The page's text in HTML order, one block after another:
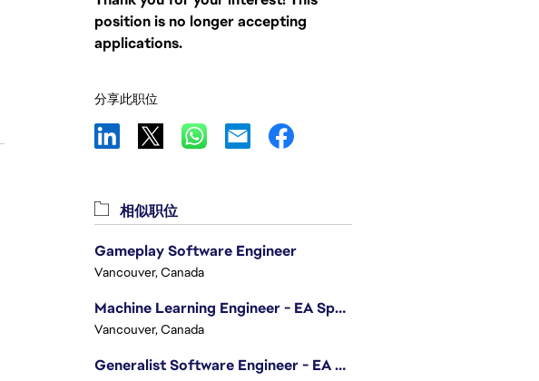
position is no longer accepting
applications.
分享此职位
相似职位
Gameplay Software Engineer
Vancouver, Canada
Machine Learning Engineer - EA Sports FC
Vancouver, Canada
Generalist Software Engineer - EA Sports FC